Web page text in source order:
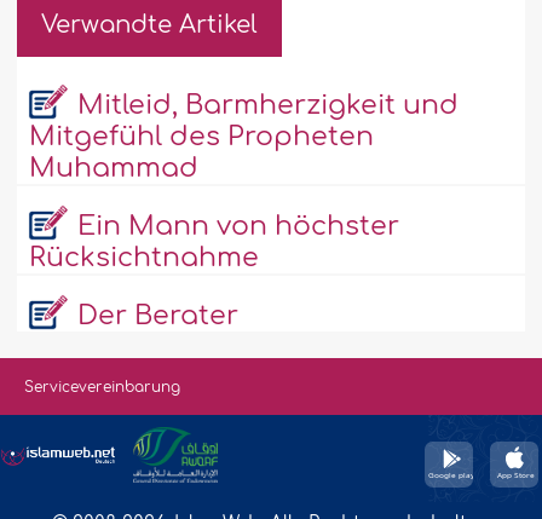
Verwandte Artikel
Mitleid, Barmherzigkeit und
Mitgefühl des Propheten
Muhammad
Ein Mann von höchster
Rücksichtnahme
Der Berater
Servicevereinbarung